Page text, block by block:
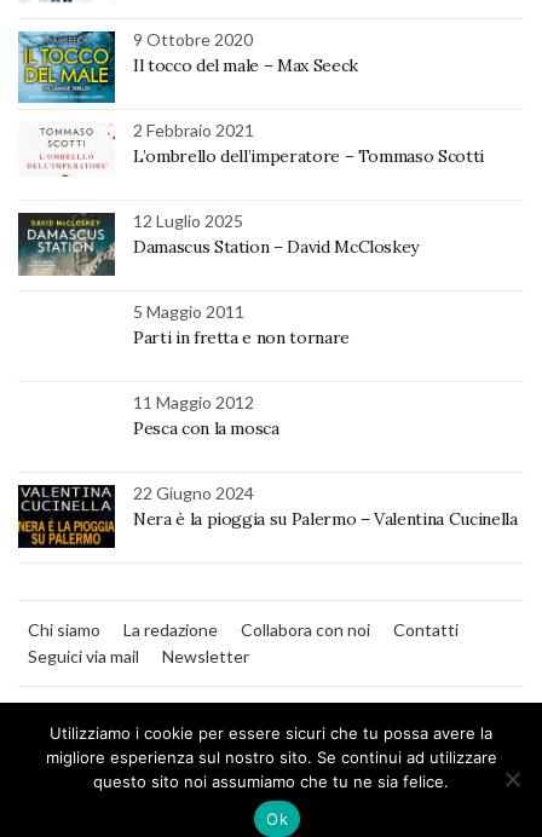
9 Ottobre 2020
Il tocco del male – Max Seeck
2 Febbraio 2021
L’ombrello dell’imperatore – Tommaso Scotti
12 Luglio 2025
Damascus Station – David McCloskey
5 Maggio 2011
Parti in fretta e non tornare
11 Maggio 2012
Pesca con la mosca
22 Giugno 2024
Nera è la pioggia su Palermo – Valentina Cucinella
Chi siamo La redazione Collabora con noi
Contatti
Seguici via mail
Newsletter
MilanoNera
Utilizziamo i cookie per essere sicuri che tu possa avere la
migliore esperienza sul nostro sito. Se continui ad utilizzare
questo sito noi assumiamo che tu ne sia felice.
Ok